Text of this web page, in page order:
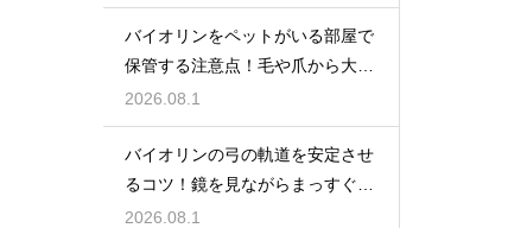
バイオリンをペットがいる部屋で
保管する注意点！毛や爪から大切
な楽器を守る
2026.08.1
バイオリンの弓の軌道を安定させ
るコツ！鏡を見ながらまっすぐ弾
く練習法
2026.08.1